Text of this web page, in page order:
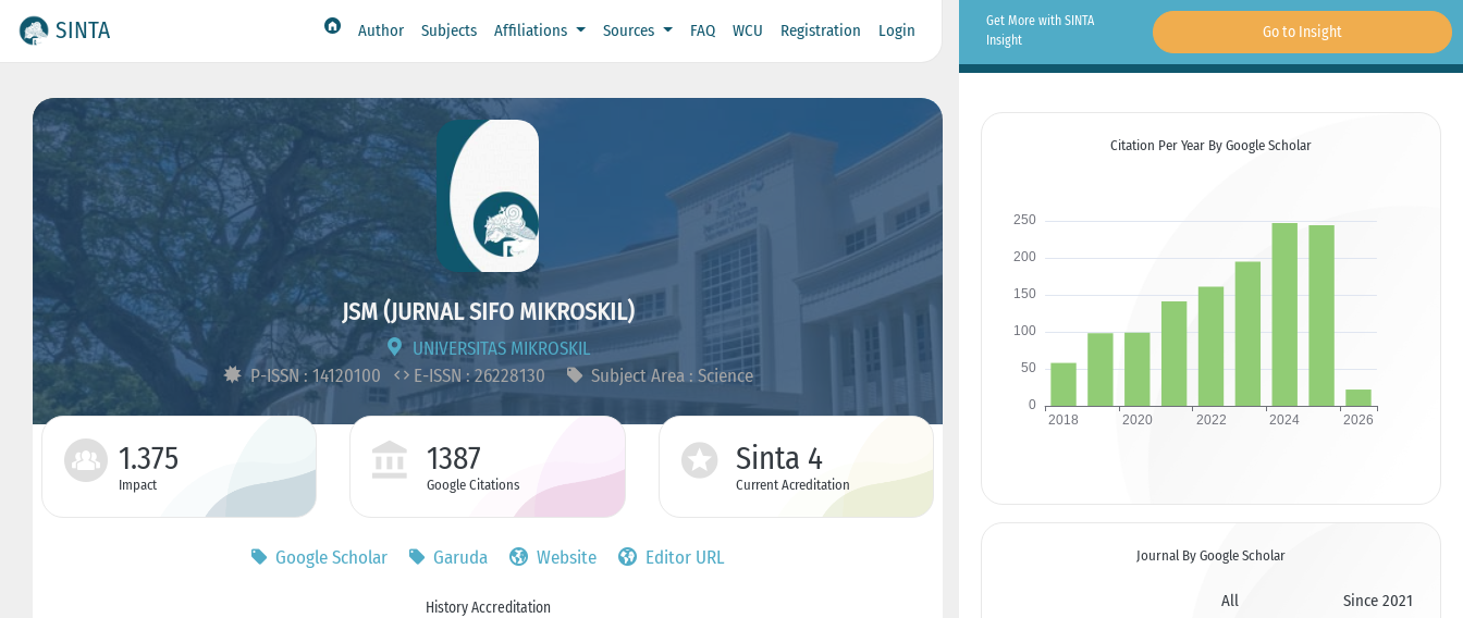
SINTA Author Subjects Affiliations Sources FAQ WCU Registration Login
JSM (JURNAL SIFO MIKROSKIL)
UNIVERSITAS MIKROSKIL
P-ISSN : 14120100
E-ISSN : 26228130 Subject Area : Science
1.375
Impact
1387
Google Citations
Sinta 4
Current Acreditation
Google Scholar Garuda Website Editor URL
History Accreditation
Get More with SINTA
Insight
Go to Insight
Citation Per Year By Google Scholar
Journal By Google Scholar
All
Since 2021